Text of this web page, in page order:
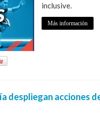
inclusive.
Más información
despliegan acciones